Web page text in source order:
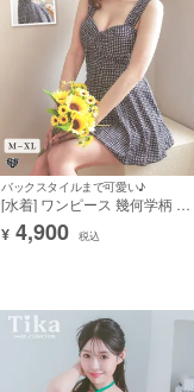
バックスタイルまで可愛い♪
[水着] ワンピース 幾何学柄 ス
カート 体型カバー ドロスト
バックシャン レトロモダン ブ
¥ 4,900 税込